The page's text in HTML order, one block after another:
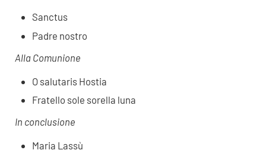
Sanctus
Padre nostro
Alla Comunione
O salutaris Hostia
Fratello sole sorella luna
In conclusione
Maria Lassù